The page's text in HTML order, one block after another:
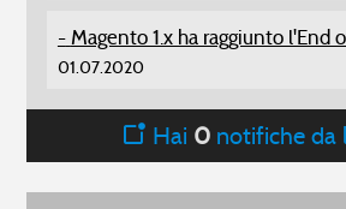
Magento 1.x ha raggiunto l'End
01.07.2020
Hai 0 notifiche da